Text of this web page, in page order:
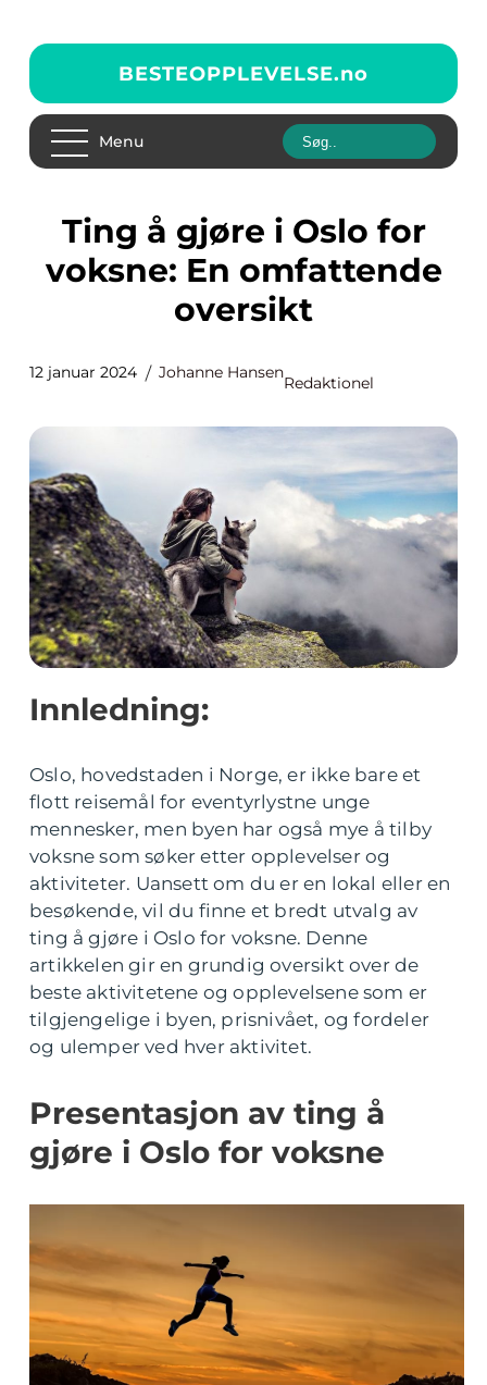
BESTEOPPLEVELSE.no
Menu
Ting å gjøre i Oslo for
voksne: En omfattende
oversikt
12 januar 2024 Johanne Hansen
Redaktionel
Innledning:
Oslo, hovedstaden i Norge, er ikke bare et
flott reisemål for eventyrlystne unge
mennesker, men byen har også mye å tilby
voksne som søker etter opplevelser og
aktiviteter. Uansett om du er en lokal eller en
besøkende, vil du finne et bredt utvalg av
ting å gjøre i Oslo for voksne. Denne
artikkelen gir en grundig oversikt over de
beste aktivitetene og opplevelsene som er
tilgjengelige i byen, prisnivået, og fordeler
og ulemper ved hver aktivitet.
Presentasjon av ting å
gjøre i Oslo for voksne